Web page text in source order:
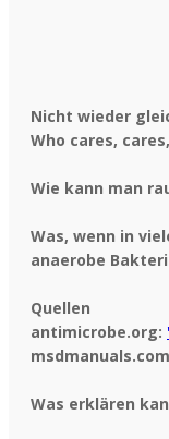
Nicht wieder
Who cares,
Wie kann man
Was, wenn in
anaerobe
Quellen
antimicrobe.org:
Was erklären